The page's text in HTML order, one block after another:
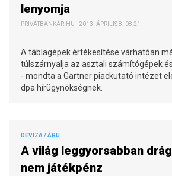
lenyomja
PRIVÁTBANKÁR.HU | 2013. ÁPRILIS 8. 08:21
A táblagépek értékesítése várhatóan
túlszárnyalja az asztali számítógépek
- mondta a Gartner piackutató intézet
dpa hírügynökségnek.
DEVIZA / ÁRU
A világ leggyorsabban
nem játékpénz